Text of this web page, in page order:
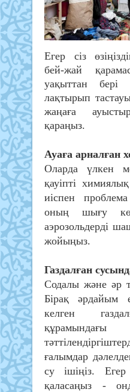
Егер сіз
бей-жай
уақыттан бері
лақтырып
жаңаға
қараңыз.
Ауаға арналған
Оларда үлкен
қауіпті
иіспен
оның шығу
аэрозольдерді
жойыңыз.
Газдалған
Содалы және әр
Бірақ әрдайым
келген
ғалымдар
су ішіңіз. Егер
қаласаңыз -